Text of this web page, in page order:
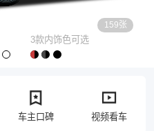
159张
3款内饰色可选
车主口碑 视频看车